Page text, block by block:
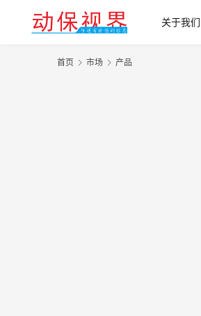
关于我们
首页 市场 产品